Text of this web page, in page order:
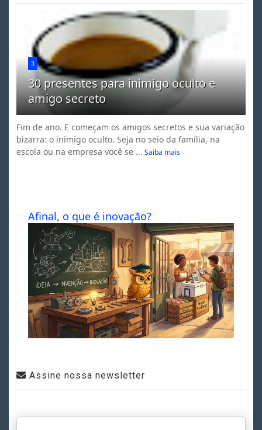
3
30 presentes para inimigo oculto e
amigo secreto
Fim de ano. E começam os amigos secretos e sua variação
bizarra: o inimigo oculto. Seja no seio da família, na
escola ou na empresa você se ... Saiba mais
Afinal, o que é inovação?
Assine nossa newsletter